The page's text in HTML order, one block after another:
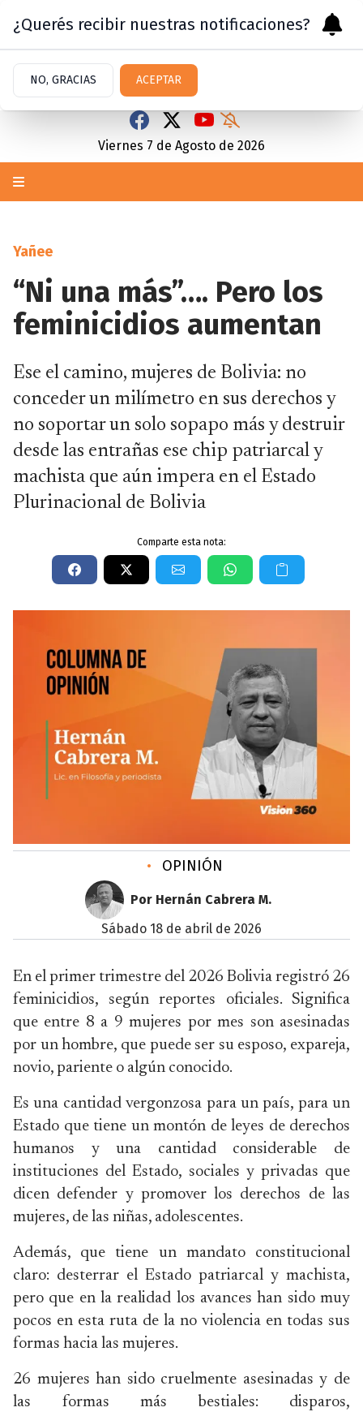
Viernes 7 de Agosto de 2026
Yañee
“Ni una más”…. Pero los
feminicidios aumentan
Ese el camino, mujeres de Bolivia: no
conceder un milímetro en sus derechos y
no soportar un solo sopapo más y destruir
desde las entrañas ese chip patriarcal y
machista que aún impera en el Estado
Plurinacional de Bolivia
Comparte esta nota:
• OPINIÓN
Por Hernán Cabrera M.
sábado 18 de abril de 2026
En el primer trimestre del 2026 Bolivia registró 26
feminicidios, según reportes oficiales. Significa
que entre 8 a 9 mujeres por mes son asesinadas
por un hombre, que puede ser su esposo, expareja,
novio, pariente o algún conocido.
Es una cantidad vergonzosa para un país, para un
Estado que tiene un montón de leyes de derechos
humanos y una cantidad considerable de
instituciones del Estado, sociales y privadas que
dicen defender y promover los derechos de las
mujeres, de las niñas, adolescentes.
Además, que tiene un mandato constitucional
claro: desterrar el Estado patriarcal y machista,
pero que en la realidad los avances han sido muy
pocos en esta ruta de la no violencia en todas sus
formas hacia las mujeres.
26 mujeres han sido cruelmente asesinadas y de
las formas más bestiales: disparos,
¿Querés recibir nuestras notificaciones?
NO, GRACIAS ACEPTAR